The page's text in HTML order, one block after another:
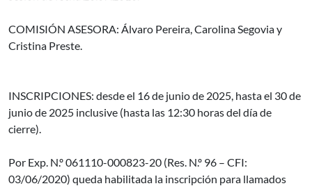
COMISIÓN ASESORA: Álvaro Pereira, Carolina Segovia y
Cristina Preste.
INSCRIPCIONES: desde el 16 de junio de 2025, hasta el 30 de
junio de 2025 inclusive (hasta las 12:30 horas del día de
cierre).
Por Exp. N.º 061110-000823-20 (Res. N.º 96 – CFI:
03/06/2020) queda habilitada la inscripción para llamados